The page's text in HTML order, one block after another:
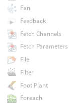
Fan
Feedback
Fetch Channels
Fetch Parameters
File
Filter
Foot Plant
Foreach